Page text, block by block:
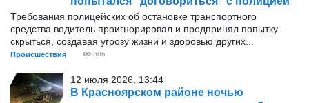
Требования полицейских об остановке транспортного
средства водитель проигнорировал и предпринял попытку
скрыться, создавая угрозу жизни и здоровью других...
Происшествия 806
12 июля 2026, 13:44
В Красноярском районе ночью